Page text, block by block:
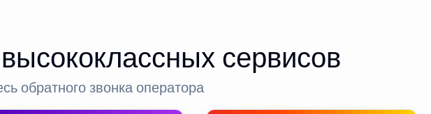
сервисов
обратного звонка оператора